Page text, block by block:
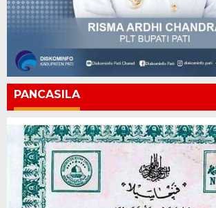
PANCASILA